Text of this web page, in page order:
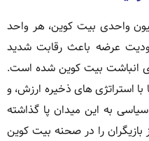
به محدودیت عرضه 21 میلیون واحدی بیت کوین، هر واحد
عرضه باعث رقابت شدید
انباشت بیت کوین شده است.
استراتژی های ذخیره ارزش، و
به این میدان پا گذاشته
بازیگران را در صحنه بیت کوین